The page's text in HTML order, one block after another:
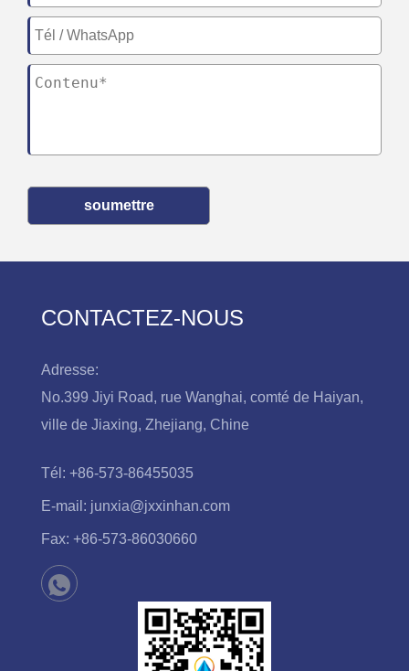
soumettre
CONTACTEZ-NOUS
Adresse:
No.399 Jiyi Road, rue Wanghai, comté de Haiyan,
ville de Jiaxing, Zhejiang, Chine
Tél: +86-573-86455035
E-mail: junxia@jxxinhan.com
Fax: +86-573-86030660